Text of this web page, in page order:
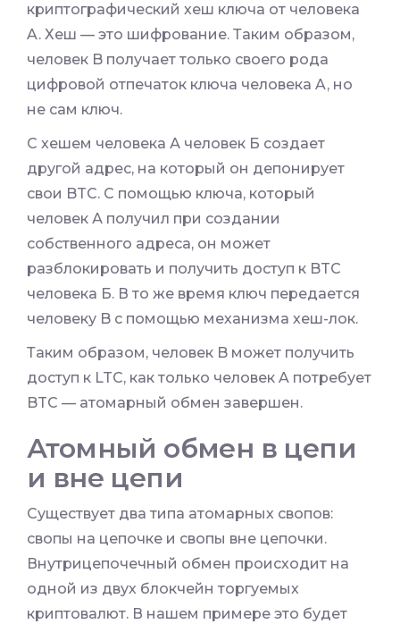
криптографический хеш ключа от человека
A. Хеш — это шифрование. Таким образом,
человек B получает только своего рода
цифровой отпечаток ключа человека A, но
не сам ключ.
С хешем человека А человек Б создает
другой адрес, на который он депонирует
свои BTC. С помощью ключа, который
человек А получил при создании
собственного адреса, он может
разблокировать и получить доступ к BTC
человека Б. В то же время ключ передается
человеку B с помощью механизма хеш-лок.
Таким образом, человек B может получить
доступ к LTC, как только человек A потребует
BTC — атомарный обмен завершен.
Атомный обмен в цепи
и вне цепи
Существует два типа атомарных свопов:
свопы на цепочке и свопы вне цепочки.
Внутрицепочечный обмен происходит на
одной из двух блокчейн торгуемых
криптовалют. В нашем примере это будет